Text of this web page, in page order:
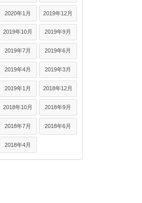
2020年1月 2019年12月
2019年10月 2019年9月
2019年7月 2019年6月
2019年4月 2019年3月
2019年1月 2018年12月
2018年10月 2018年9月
2018年7月 2018年6月
2018年4月